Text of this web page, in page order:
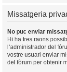
Missatgeria
No puc enviar
Hi ha tres raons
l’administrador del
vostre usuari enviar
del fòrum per obtenir